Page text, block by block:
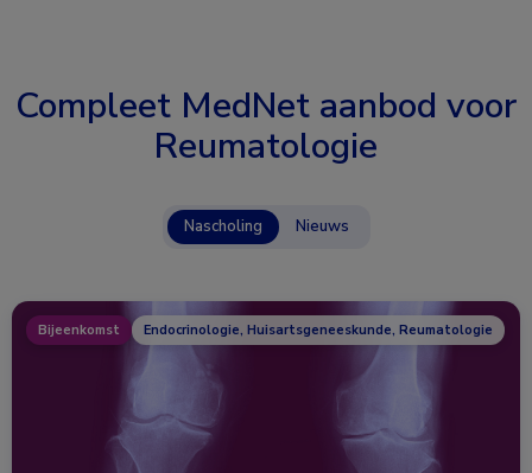
Compleet MedNet aanbod voor
Reumatologie
Nascholing Nieuws
Bijeenkomst Endocrinologie, Huisartsgeneeskunde, Reumatologie